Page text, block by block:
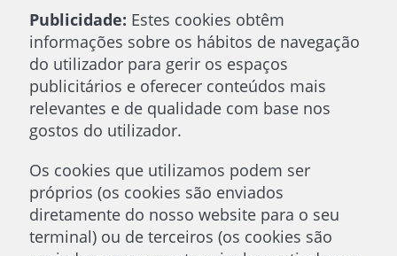
Publicidade: Estes cookies obtêm
informações sobre os hábitos de navegação
do utilizador para gerir os espaços
publicitários e oferecer conteúdos mais
relevantes e de qualidade com base nos
gostos do utilizador.
Os cookies que utilizamos podem ser
próprios (os cookies são enviados
diretamente do nosso website para o seu
terminal) ou de terceiros (os cookies são